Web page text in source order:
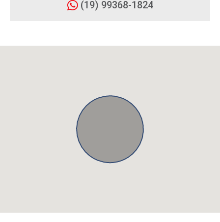
(19) 99368-1824